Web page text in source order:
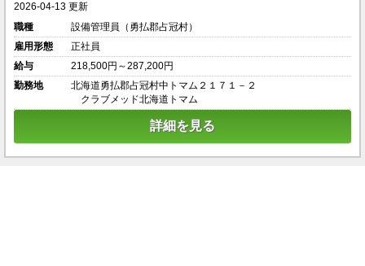
2026-04-13 更新
職種
設備管理員（勇払郡占冠村）
雇用形態
正社員
給与
218,500円～287,200円
勤務地
北海道勇払郡占冠村中トマム２１７１－２
クラブメッド北海道トマム
詳細を見る